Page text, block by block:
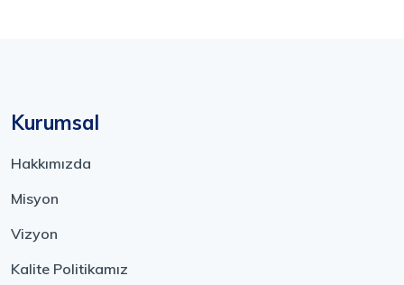
Kurumsal
Hakkımızda
Misyon
Vizyon
Kalite Politikamız